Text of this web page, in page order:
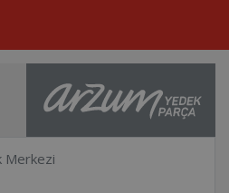
Merkezi